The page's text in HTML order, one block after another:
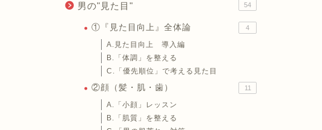
男の"見た目" 54
①『見た目向上』全体論 4
A.見た目向上 導入編
B.「体調」を整える
C.「優先順位」で考える見た目
②顔（髪・肌・歯） 11
A.「小顔」レッスン
B.「肌質」を整える